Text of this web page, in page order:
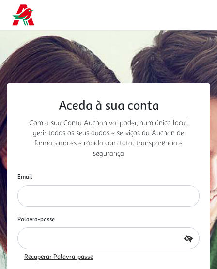
Aceda à sua conta
Com a sua Conta Auchan vai poder, num único local,
gerir todos os seus dados e serviços da Auchan de
forma simples e rápida com total transparência e
segurança
Email
Palavra-passe
Recuperar Palavra-passe